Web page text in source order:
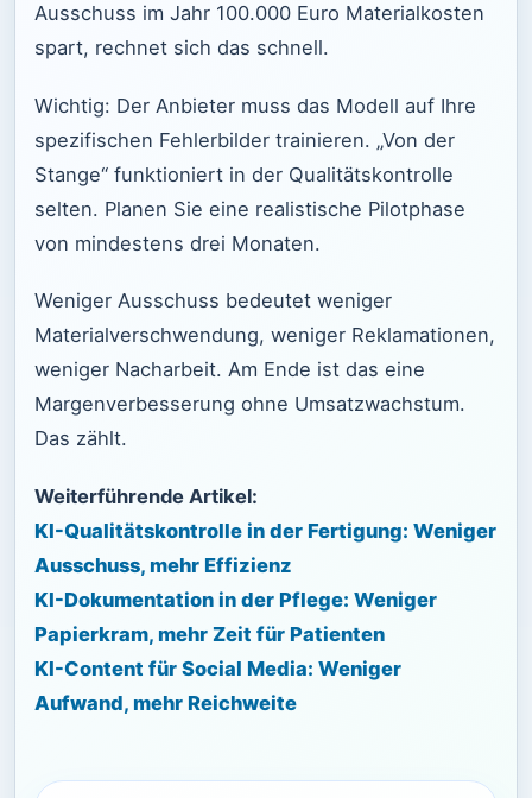
Ausschuss im Jahr 100.000 Euro Materialkosten
spart, rechnet sich das schnell.
Wichtig: Der Anbieter muss das Modell auf Ihre
spezifischen Fehlerbilder trainieren. „Von der
Stange“ funktioniert in der Qualitätskontrolle
selten. Planen Sie eine realistische Pilotphase
von mindestens drei Monaten.
Weniger Ausschuss bedeutet weniger
Materialverschwendung, weniger Reklamationen,
weniger Nacharbeit. Am Ende ist das eine
Margenverbesserung ohne Umsatzwachstum.
Das zählt.
Weiterführende Artikel:
KI-Qualitätskontrolle in der Fertigung: Weniger
Ausschuss, mehr Effizienz
KI-Dokumentation in der Pflege: Weniger
Papierkram, mehr Zeit für Patienten
KI-Content für Social Media: Weniger
Aufwand, mehr Reichweite